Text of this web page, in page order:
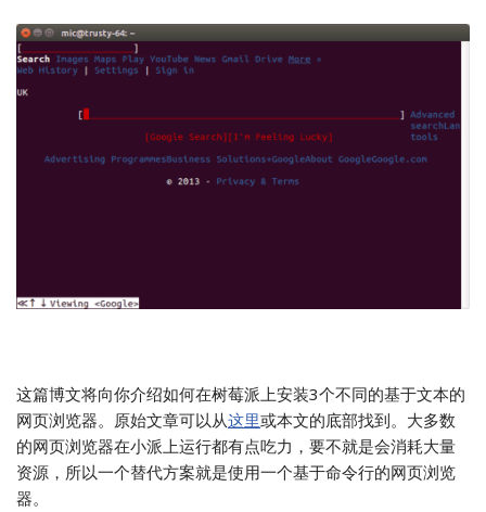
这篇博文将向你介绍如何在树莓派上安装3个不同的基于文本的
网页浏览器。原始文章可以从这里或本文的底部找到。大多数
的网页浏览器在小派上运行都有点吃力，要不就是会消耗大量
资源，所以一个替代方案就是使用一个基于命令行的网页浏览
器。